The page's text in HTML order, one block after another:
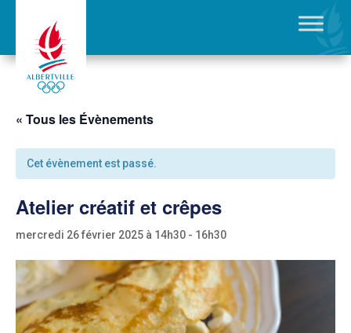
« Tous les Évènements
Cet évènement est passé.
Atelier créatif et crêpes
mercredi 26 février 2025 à 14h30 - 16h30